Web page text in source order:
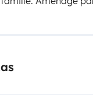
l'Europe et sera